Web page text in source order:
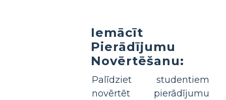
Iemācīt
Pierādījumu
Novērtēšanu:
Palīdziet studentiem
novērtēt pierādījumu